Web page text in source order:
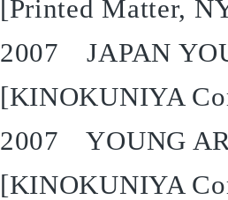
[Printed Matter,
2007 JAPAN
[KINOKUNIYA
2007 YOUNG
[KINOKUNIYA